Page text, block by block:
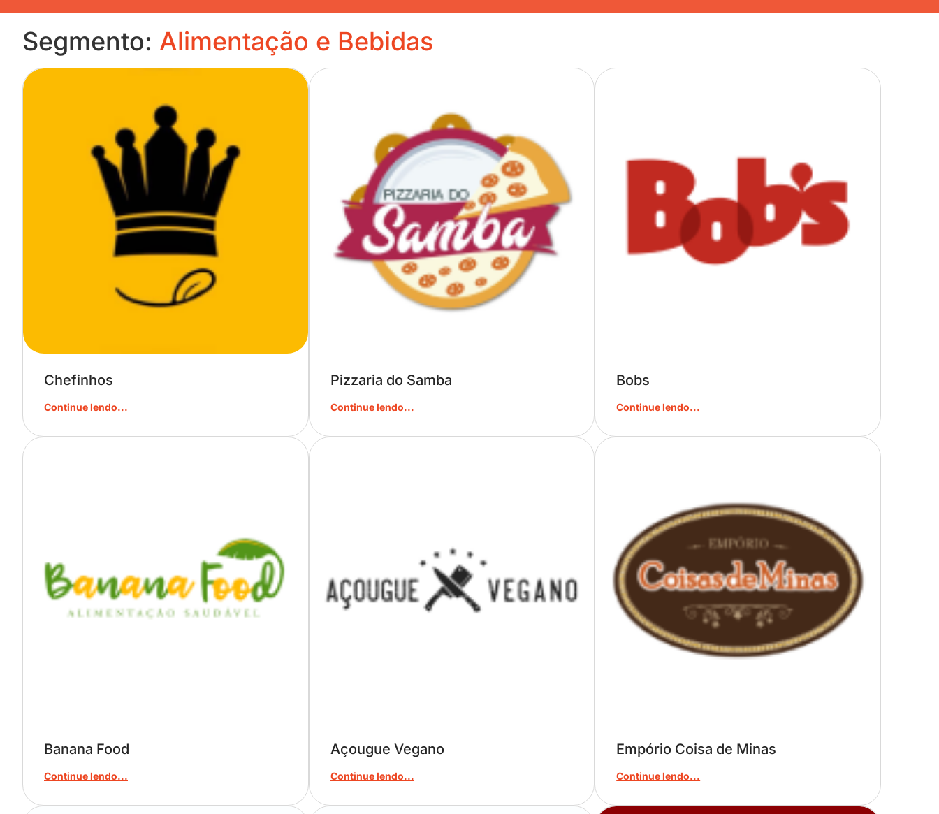
Segmento: Alimentação e Bebidas
Chefinhos
Continue lendo...
Pizzaria do Samba
Continue lendo...
Bobs
Continue lendo...
Banana Food
Continue lendo...
Açougue Vegano
Continue lendo...
Empório Coisa de Minas
Continue lendo...